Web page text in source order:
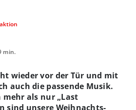
min.
wieder vor der Tür und mit
auch die passende Musik.
mehr als nur „Last
sind unsere Weihnachts-